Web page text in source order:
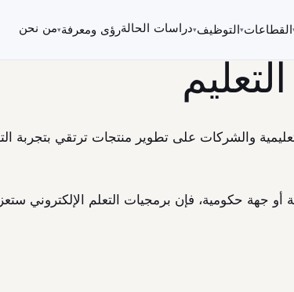
القطاعات▾التوظيف▾دراسات الحالةرؤى ومعرفة▾من نحن
والشركات على تطوير منتجات ترتقي بتجربة
جهة حكومية، فإن برمجيات التعلم الإلكتروني